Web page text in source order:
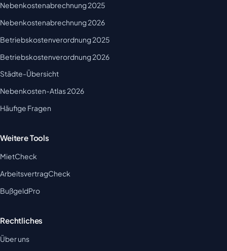
Nebenkostenabrechnung 2025
Nebenkostenabrechnung 2026
Betriebskostenverordnung 2025
Betriebskostenverordnung 2026
Städte-Übersicht
Nebenkosten-Atlas 2026
Häufige Fragen
Weitere Tools
MietCheck
ArbeitsvertragCheck
BußgeldPro
Rechtliches
Über uns